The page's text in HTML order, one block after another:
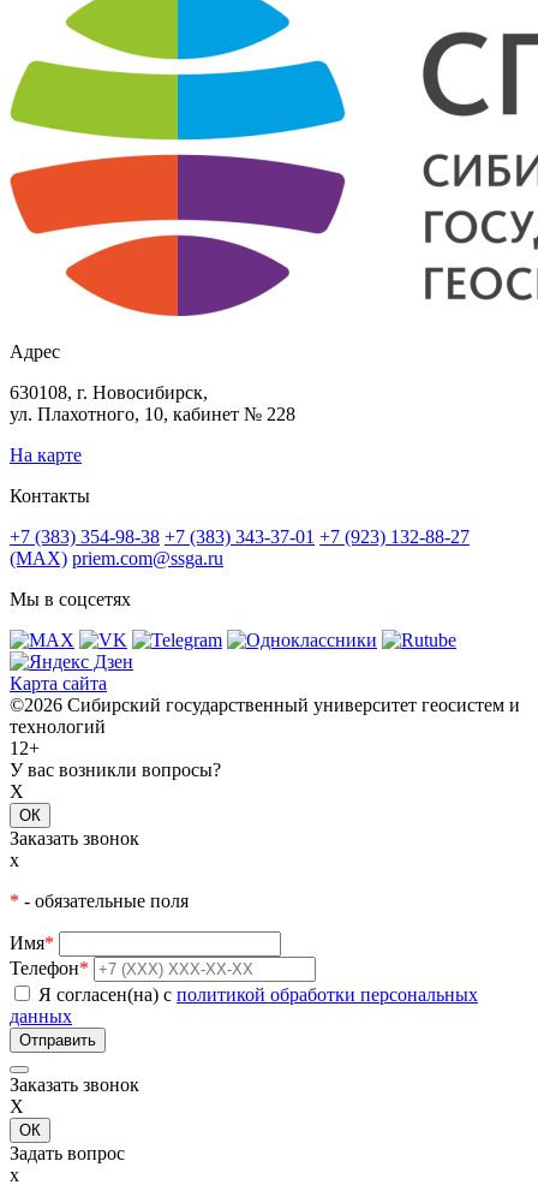
Адрес
630108, г. Новосибирск,
ул. Плахотного, 10, кабинет № 228
На карте
Контакты
+7 (383) 354-98-38 +7 (383) 343-37-01 +7 (923) 132-88-27
(MAX) priem.com@ssga.ru
Мы в соцсетях
Карта сайта
©2026 Сибирский государственный университет геосистем и
технологий
12+
У вас возникли вопросы?
X
ОК
Заказать звонок
x
* - обязательные поля
Имя*
Телефон*
Я согласен(на) с политикой обработки персональных
данных
Заказать звонок
X
ОК
Задать вопрос
x